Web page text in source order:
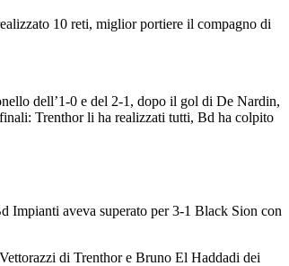
10 reti, miglior portiere il compagno di
dell’1-0 e del 2-1, dopo il gol di De Nardin,
Trenthor li ha realizzati tutti, Bd ha colpito
Impianti aveva superato per 3-1 Black Sion con
di Trenthor e Bruno El Haddadi dei